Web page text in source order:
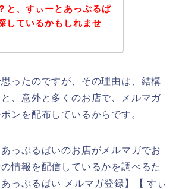
と、すぃーとあっぷるぱ
しているかもしれませ
ったのですが、その理由は、結構
、意外と多くのお店で、メルマガ
ンを配布しているからです。
っぷるぱいのお店がメルマガでお
情報を配信しているかを調べるた
っぷるぱい メルマガ登録】【 すぃ